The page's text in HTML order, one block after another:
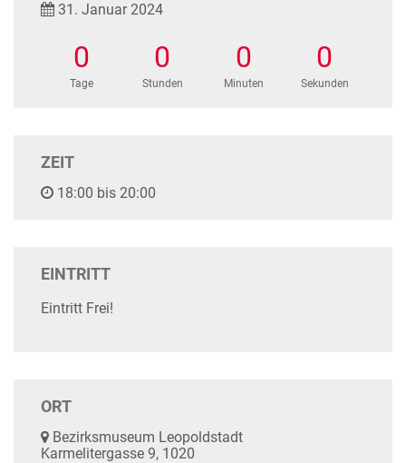
31. Januar 2024
0
Tage
0
Stunden
0
Minuten
0
Sekunden
ZEIT
18:00 bis 20:00
EINTRITT
Eintritt Frei!
ORT
Bezirksmuseum Leopoldstadt
Karmelitergasse 9, 1020